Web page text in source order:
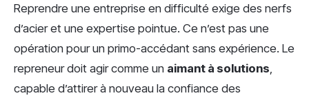
Reprendre une entreprise en difficulté exige des nerfs
d’acier et une expertise pointue. Ce n’est pas une
opération pour un primo-accédant sans expérience. Le
repreneur doit agir comme un aimant à solutions
capable d’attirer à nouveau la confiance des